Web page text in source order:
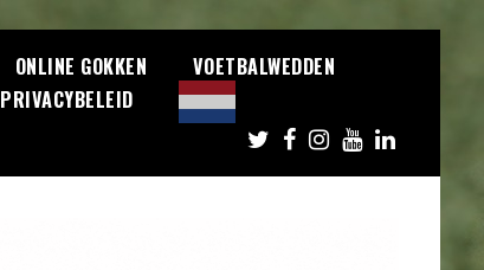
ONLINE GOKKEN
VOETBALWEDDEN
PRIVACYBELEID